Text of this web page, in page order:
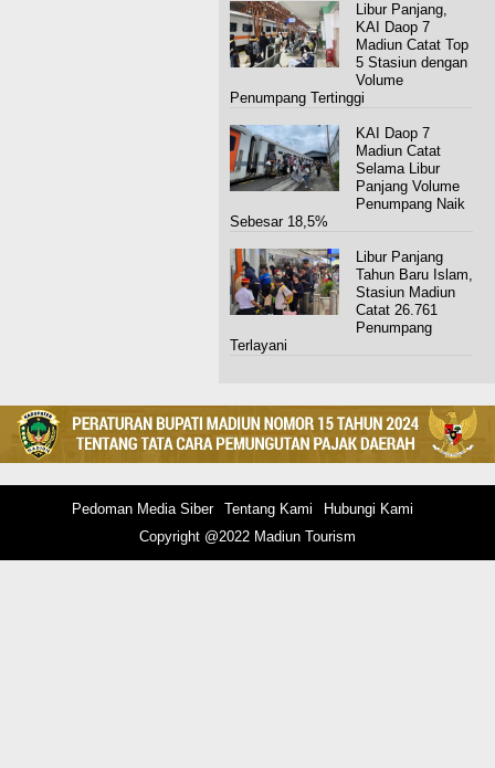
Libur Panjang,
KAI Daop 7
Madiun Catat Top
5 Stasiun dengan
Volume
Penumpang Tertinggi
KAI Daop 7
Madiun Catat
Selama Libur
Panjang Volume
Penumpang Naik
Sebesar 18,5%
Libur Panjang
Tahun Baru Islam,
Stasiun Madiun
Catat 26.761
Penumpang
Terlayani
Pedoman Media Siber Tentang Kami
Hubungi Kami
Copyright @2022 Madiun Tourism